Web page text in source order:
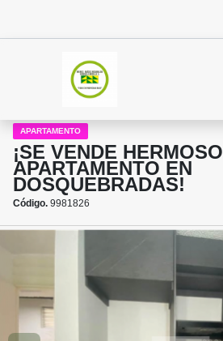
APARTAMENTO
¡SE VENDE HERMOSO
APARTAMENTO EN
DOSQUEBRADAS!
Código. 9981826